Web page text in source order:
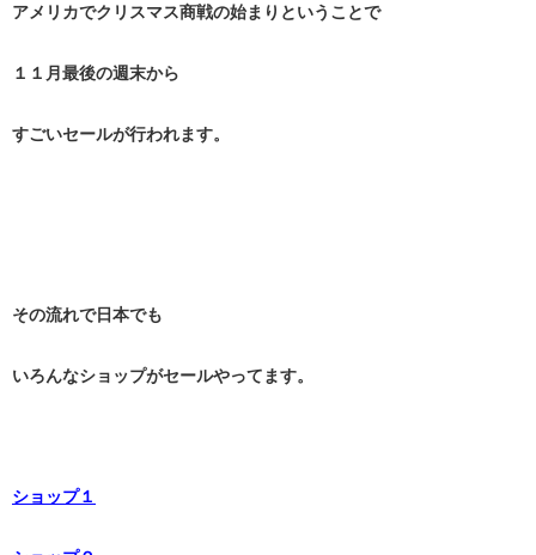
アメリカでクリスマス商戦の始まりということで
１１月最後の週末から
すごいセールが行われます。
その流れで日本でも
いろんなショップがセールやってます。
ショップ１